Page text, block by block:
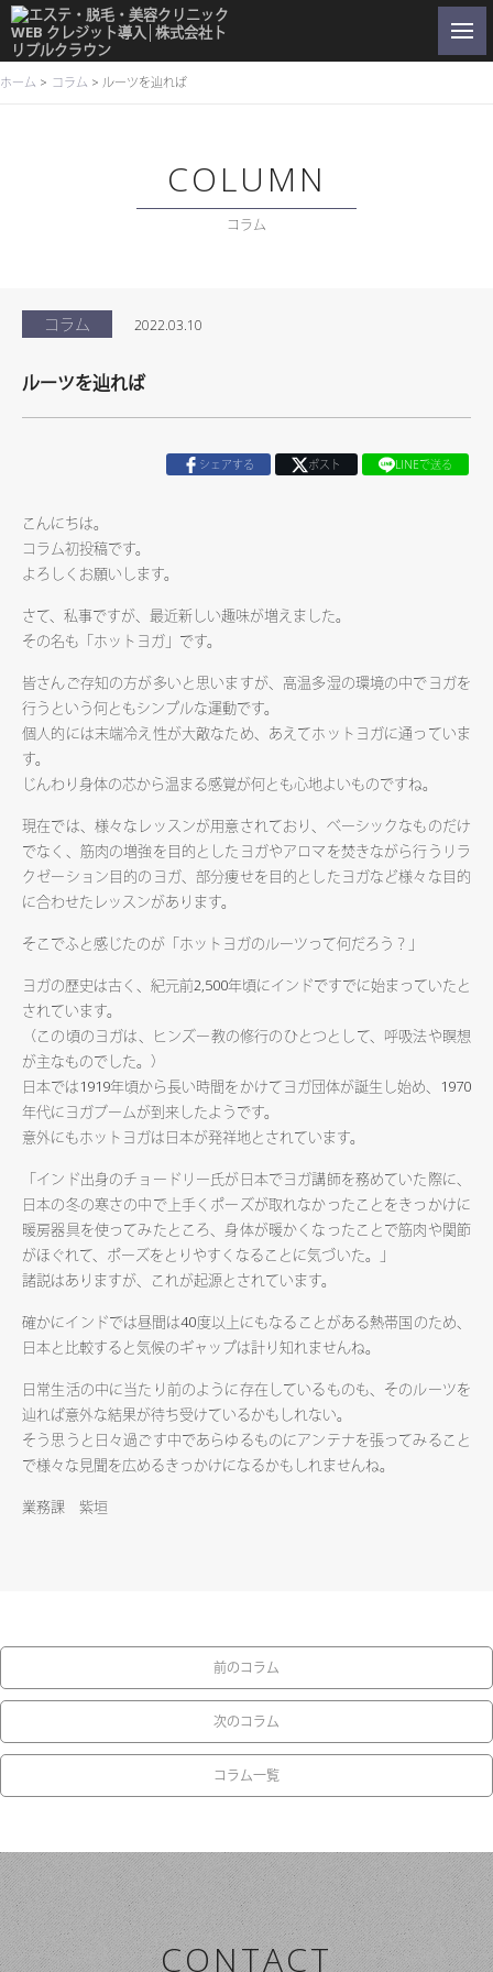
ホーム コラム ルーツを辿れば
COLUMN
コラム
コラム 2022.03.10
ルーツを辿れば
シェアする ポスト LINEで送る
こんにちは。
コラム初投稿です。
よろしくお願いします。
さて、私事ですが、最近新しい趣味が増えました。
その名も「ホットヨガ」です。
皆さんご存知の方が多いと思いますが、高温多湿の環境の中でヨガを
行うという何ともシンプルな運動です。
個人的には末端冷え性が大敵なため、あえてホットヨガに通っていま
す。
じんわり身体の芯から温まる感覚が何とも心地よいものですね。
現在では、様々なレッスンが用意されており、ベーシックなものだけ
でなく、筋肉の増強を目的としたヨガやアロマを焚きながら行うリラ
クゼーション目的のヨガ、部分痩せを目的としたヨガなど様々な目的
に合わせたレッスンがあります。
そこでふと感じたのが「ホットヨガのルーツって何だろう？」
ヨガの歴史は古く、紀元前2,500年頃にインドですでに始まっていたと
されています。
（この頃のヨガは、ヒンズー教の修行のひとつとして、呼吸法や瞑想
が主なものでした。）
日本では1919年頃から長い時間をかけてヨガ団体が誕生し始め、1970
年代にヨガブームが到来したようです。
意外にもホットヨガは日本が発祥地とされています。
「インド出身のチョードリー氏が日本でヨガ講師を務めていた際に、
日本の冬の寒さの中で上手くポーズが取れなかったことをきっかけに
暖房器具を使ってみたところ、身体が暖かくなったことで筋肉や関節
がほぐれて、ポーズをとりやすくなることに気づいた。」
諸説はありますが、これが起源とされています。
確かにインドでは昼間は40度以上にもなることがある熱帯国のため、
日本と比較すると気候のギャップは計り知れませんね。
日常生活の中に当たり前のように存在しているものも、そのルーツを
辿れば意外な結果が待ち受けているかもしれない。
そう思うと日々過ごす中であらゆるものにアンテナを張ってみること
で様々な見聞を広めるきっかけになるかもしれませんね。
業務課 紫垣
前のコラム
次のコラム
コラム一覧
CONTACT